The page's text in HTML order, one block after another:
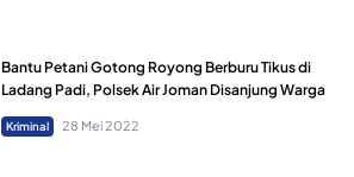
Bantu Petani Gotong Royong Berburu Tikus di
Ladang Padi, Polsek Air Joman Disanjung Warga
Kriminal 28 Mei 2022